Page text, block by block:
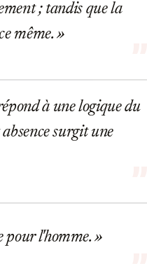
; tandis que la
même.
à une logique du
surgit une
pour l'homme.